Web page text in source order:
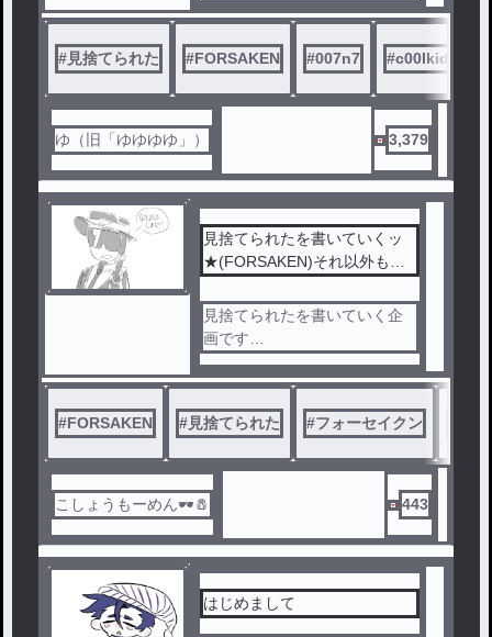
#見捨てられた #FORSAKEN #007n7 #c00lkidd
ゆ（旧「ゆゆゆゆ」） 3,379
見捨てられたを書いていくッ
★(FORSAKEN)それ以外も、
見捨てられたを書いていく企
画です
リクエストは、ありがたいで
す
#FORSAKEN #見捨てられた #フォーセイクン
こしょうもーめん🕶🧂 443
はじめまして